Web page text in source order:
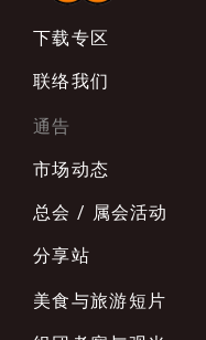
下载专区
联络我们
通告
市场动态
总会 / 属会活动
分享站
美食与旅游短片